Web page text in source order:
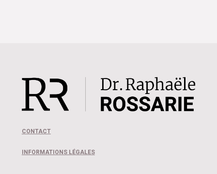
CONTACT
INFORMATIONS LÉGALES